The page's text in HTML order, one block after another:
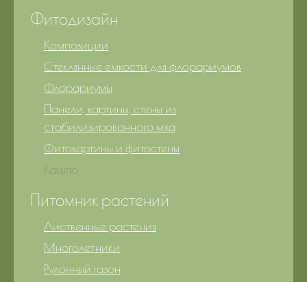
Фитодизайн
Композиции
Стеклянные емкости для флорариумов
Флорариумы
Панели, картины, стены из
стабилизированного мха
Фитокартины и фитостены
Кашпо
Питомник растений
Лиственные растения
Многолетники
Рулонный газон